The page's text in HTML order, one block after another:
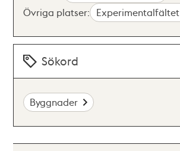
Övriga platser: Experimentalfältet
Sökord
Byggnader